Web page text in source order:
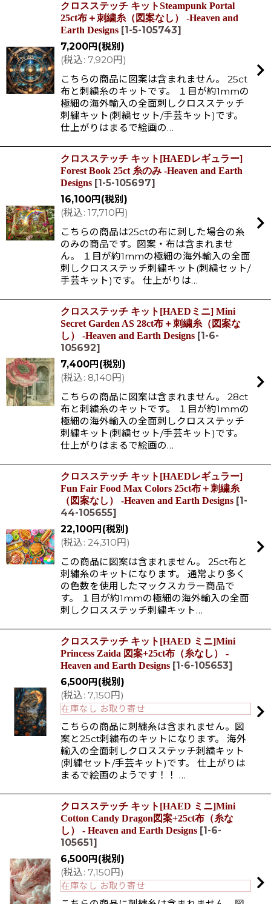
クロスステッチ キットSteampunk Portal
25ct布＋刺繍糸（図案なし） -Heaven and
Earth Designs [1-5-105743]
7,200円 (税別)
(税込: 7,920円 )
こちらの商品に図案は含まれません。 25ct
布と刺繍糸のキットです。 １目が約1mmの
極細の海外輸入の全面刺しクロスステッチ
刺繍キット(刺繍セット/手芸キット)です。
仕上がりはまるで絵画の…
クロスステッチ キット[HAEDレギュラー]
Forest Book 25ct 糸のみ -Heaven and Earth
Designs [1-5-105697]
16,100円 (税別)
(税込: 17,710円 )
こちらの商品は25ctの布に刺した場合の糸
のみの商品です。図案・布は含まれませ
ん。 １目が約1mmの極細の海外輸入の全面
刺しクロスステッチ刺繍キット(刺繍セット/
手芸キット)です。 仕上がりは…
クロスステッチ キット[HAEDミニ] Mini
Secret Garden AS 28ct布＋刺繍糸（図案な
し） -Heaven and Earth Designs [1-6-
105692]
7,400円 (税別)
(税込: 8,140円 )
こちらの商品に図案は含まれません。 28ct
布と刺繍糸のキットです。 １目が約1mmの
極細の海外輸入の全面刺しクロスステッチ
刺繍キット(刺繍セット/手芸キット)です。
仕上がりはまるで絵画の…
クロスステッチ キット[HAEDレギュラー]
Fun Fair Food Max Colors 25ct布＋刺繍糸
（図案なし） -Heaven and Earth Designs [1-
44-105655]
22,100円 (税別)
(税込: 24,310円 )
この商品に図案は含まれません。 25ct布と
刺繡糸のキットになります。 通常より多く
の色数を使用したマックスカラー商品で
す。 １目が約1mmの極細の海外輸入の全面
刺しクロスステッチ刺繍キット…
クロスステッチ キット[HAED ミニ]Mini
Princess Zaida 図案+25ct布（糸なし） -
Heaven and Earth Designs [1-6-105653]
6,500円 (税別)
(税込: 7,150円 )
在庫なし お取り寄せ
こちらの商品に刺繍糸は含まれません。図
案と25ct刺繍布のキットになります。 海外
輸入の全面刺しクロスステッチ刺繍キット
(刺繍セット/手芸キット)です。 仕上がりは
まるで絵画のようです！！ …
クロスステッチ キット[HAED ミニ]Mini
Cotton Candy Dragon図案+25ct布（糸な
し） - Heaven and Earth Designs [1-6-
105651 ]
6,500円 (税別)
(税込: 7,150円 )
在庫なし お取り寄せ